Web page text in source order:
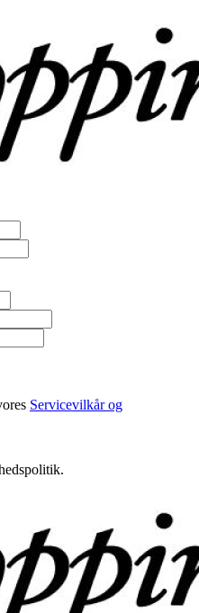
Servicevilkår og